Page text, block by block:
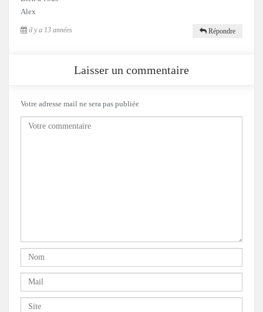
Alex
il y a 13 années Répondre
Laisser un commentaire
Votre adresse mail ne sera pas publiée